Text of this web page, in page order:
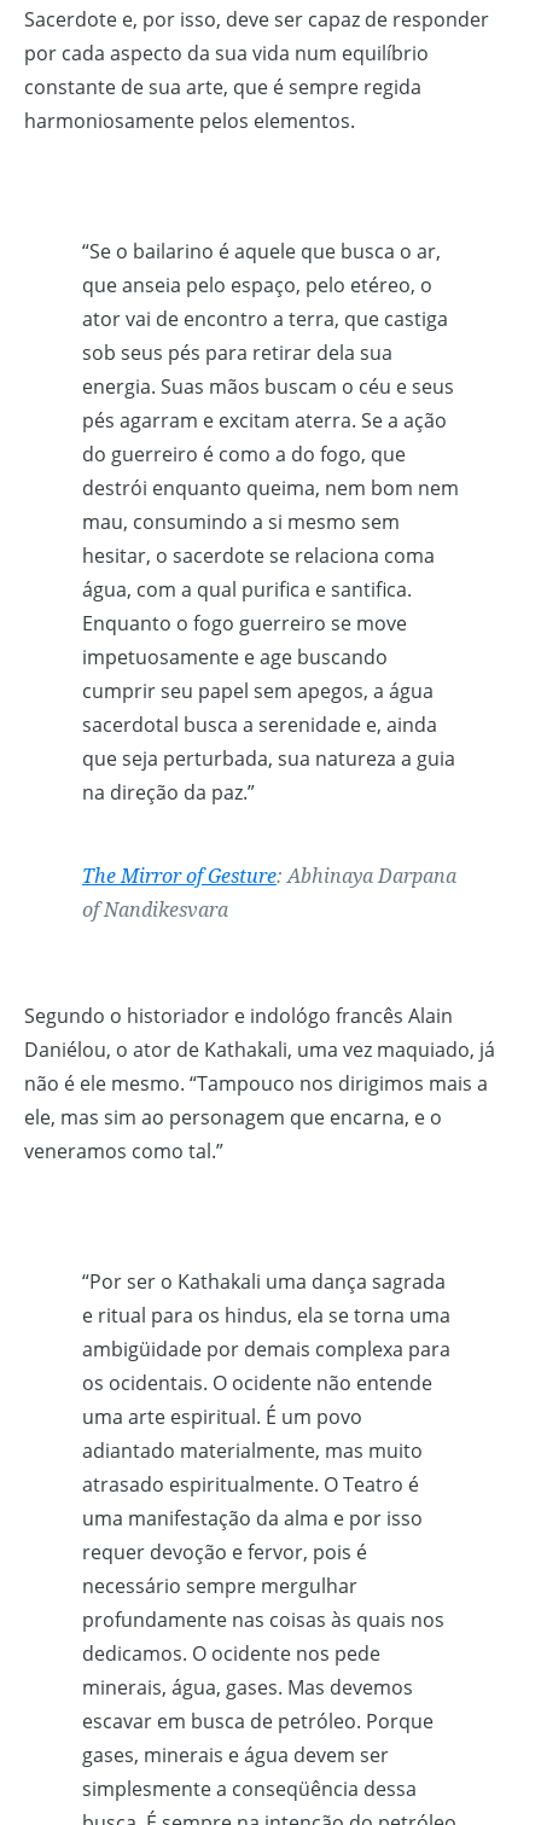
Sacerdote e, por isso, deve ser capaz de responder
por cada aspecto da sua vida num equilíbrio
constante de sua arte, que é sempre regida
harmoniosamente pelos elementos.
“Se o bailarino é aquele que busca o ar,
que anseia pelo espaço, pelo etéreo, o
ator vai de encontro a terra, que castiga
sob seus pés para retirar dela sua
energia. Suas mãos buscam o céu e seus
pés agarram e excitam aterra. Se a ação
do guerreiro é como a do fogo, que
destrói enquanto queima, nem bom nem
mau, consumindo a si mesmo sem
hesitar, o sacerdote se relaciona coma
água, com a qual purifica e santifica.
Enquanto o fogo guerreiro se move
impetuosamente e age buscando
cumprir seu papel sem apegos, a água
sacerdotal busca a serenidade e, ainda
que seja perturbada, sua natureza a guia
na direção da paz.”
The Mirror of Gesture: Abhinaya Darpana
of Nandikesvara
Segundo o historiador e indológo francês Alain
Daniélou, o ator de Kathakali, uma vez maquiado, já
não é ele mesmo. “Tampouco nos dirigimos mais a
ele, mas sim ao personagem que encarna, e o
veneramos como tal.”
“Por ser o Kathakali uma dança sagrada
e ritual para os hindus, ela se torna uma
ambigüidade por demais complexa para
os ocidentais. O ocidente não entende
uma arte espiritual. É um povo
adiantado materialmente, mas muito
atrasado espiritualmente. O Teatro é
uma manifestação da alma e por isso
requer devoção e fervor, pois é
necessário sempre mergulhar
profundamente nas coisas às quais nos
dedicamos. O ocidente nos pede
minerais, água, gases. Mas devemos
escavar em busca de petróleo. Porque
gases, minerais e água devem ser
simplesmente a conseqüência dessa